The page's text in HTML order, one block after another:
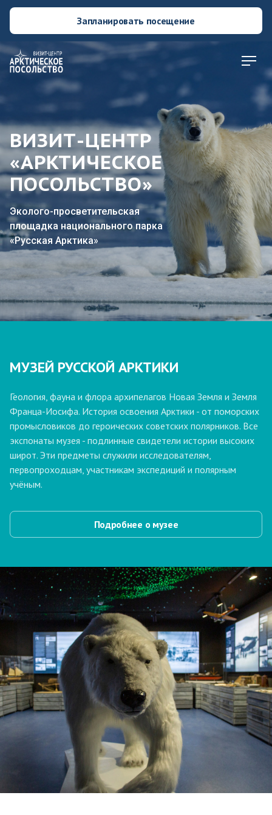
Запланировать посещение
ВИЗИТ-ЦЕНТР
«АРКТИЧЕСКОЕ
ПОСОЛЬСТВО»
Эколого-просветительская
площадка национального парка
«Русская Арктика»
МУЗЕЙ РУССКОЙ АРКТИКИ
Геология, фауна и флора архипелагов Новая Земля и Земля
Франца-Иосифа. История освоения Арктики - от поморских
промысловиков до героических советских полярников. Все
экспонаты музея - подлинные свидетели истории высоких
широт. Эти предметы служили исследователям,
первопроходцам, участникам экспедиций и полярным
учёным.
Подробнее о музее